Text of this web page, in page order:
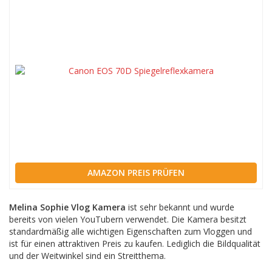
AMAZON PREIS PRÜFEN
Melina Sophie Vlog Kamera ist sehr bekannt und wurde
bereits von vielen YouTubern verwendet. Die Kamera besitzt
standardmäßig alle wichtigen Eigenschaften zum Vloggen und
ist für einen attraktiven Preis zu kaufen. Lediglich die Bildqualität
und der Weitwinkel sind ein Streitthema.